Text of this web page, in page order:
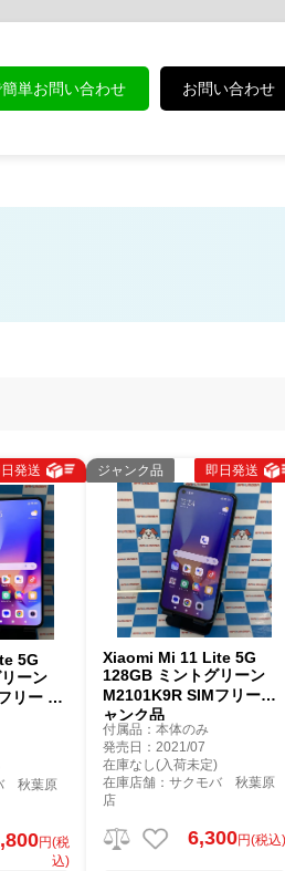
単お問い合わせ お問い合わせ
発送
5G
ーン
リー 訳
秋葉原
円(税
込)
ジャンク品 即日発送
Xiaomi Mi 11 Lite 5G
128GB ミントグリーン
M2101K9R SIMフリージ
ャンク品
付属品：本体のみ
発売日：2021/07
在庫なし(入荷未定)
在庫店舗：サクモバ 秋葉原
店
6,300円(税込)